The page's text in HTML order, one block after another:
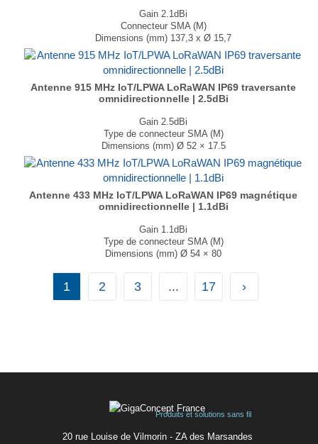
Gain 2.1dBi
Connecteur SMA (M)
Dimensions (mm) 137,3 x Ø 15,7
T° de fonctionnement -40°C à + 85°C
...
Antenne 915 MHz IoT/LPWA LoRaWAN IP69 traversante
omnidirectionnelle | 2.5dBi
Gain 2.5dBi
Type de connecteur SMA (M)
Dimensions (mm) Ø 52 × 17.5
T° de fonctionnement -40°C à +85°C
...
Antenne 433 MHz IoT/LPWA LoRaWAN IP69 magnétique
omnidirectionnelle | 1.1dBi
Gain 1.1dBi
Type de connecteur SMA (M)
Dimensions (mm) Ø 54 × 80
1 2 3 ... 17 ›
Produits et solutions sans fil
20 rue Louise de Vilmorin - ZA des Marsandes